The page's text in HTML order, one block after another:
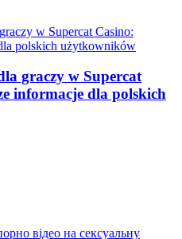
graczy w Supercat
informacje dla polskich